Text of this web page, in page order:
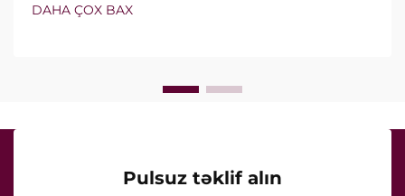
deyil, onların klinik müalicə zamanı necə dəqiq işlədiyi
DAHA ÇOX BAX
Pulsuz təklif alın